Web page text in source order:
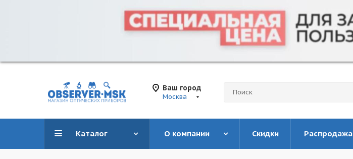
Ваш город
Москва
Каталог О компании Скидки Распродажа